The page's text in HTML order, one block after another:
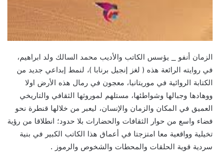
الزمان أنفو _ يؤسس الكاتب والأديب محمد السالك ولد ابراهيم،
في روايته الرائعة هذه ( لغز إنجيل برنابا )، لنمط إبداعي جديد من
الكتابة الروائية في موريتانيا، معجون في رمال هذه الأرض اولا
ووهادها وجبالها وشواطئها، مستلهم لموروثها الثقافي والتاريخي
العميق في المكان والزمان والإنسان، ليعبر من خلالها قنطرة نحو
فضاء واسع من حوار الثقافات والحضارات بلا حدود؛ انطلاقا من رؤية
تخيلية وواقعية معا امتزجتا في أعماق هذا الكاتب الكبير في بنية
سردية قوية الحلقات والمحطات والشخوص والرموز .